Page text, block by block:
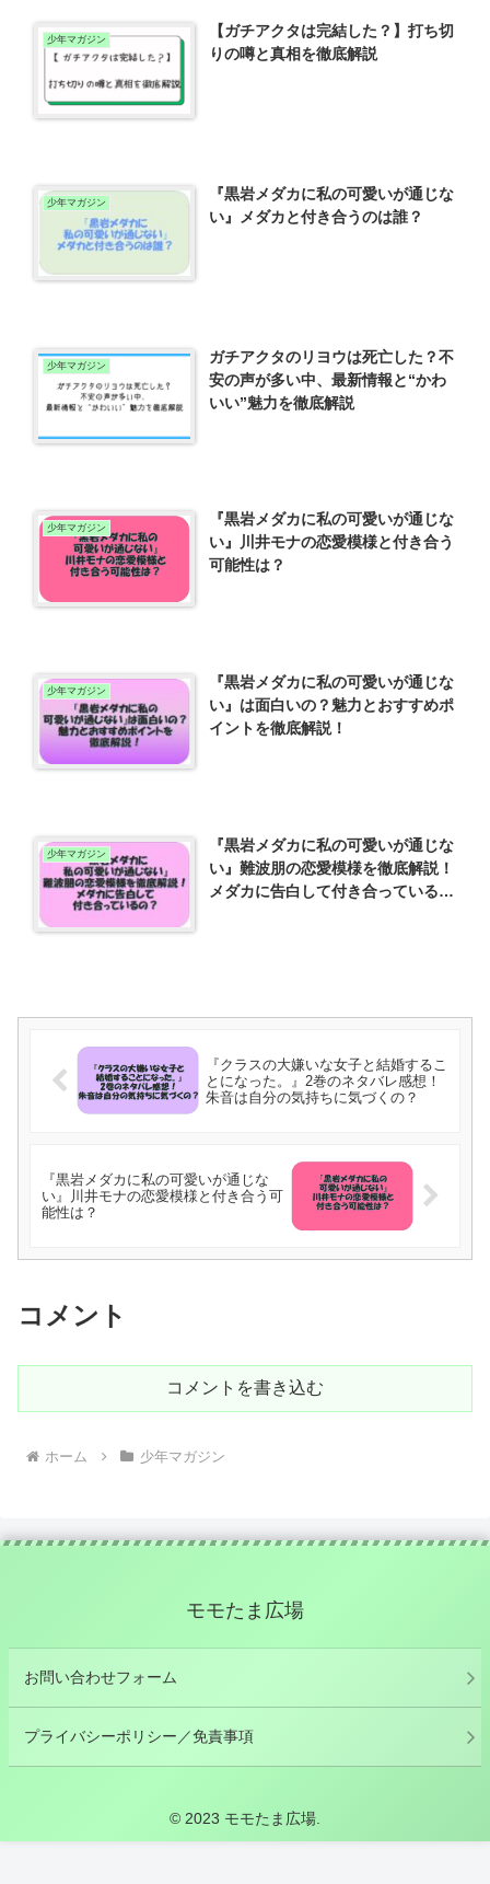
少年マガジン
【ガチアクタは完結した？】打ち切
りの噂と真相を徹底解説
少年マガジン
『黒岩メダカに私の可愛いが通じな
い』メダカと付き合うのは誰？
少年マガジン
ガチアクタのリヨウは死亡した？不
安の声が多い中、最新情報と“かわ
いい”魅力を徹底解説
少年マガジン
『黒岩メダカに私の可愛いが通じな
い』川井モナの恋愛模様と付き合う
可能性は？
少年マガジン
『黒岩メダカに私の可愛いが通じな
い』は面白いの？魅力とおすすめポ
イントを徹底解説！
少年マガジン
『黒岩メダカに私の可愛いが通じな
い』難波朋の恋愛模様を徹底解説！
メダカに告白して付き合っている
『クラスの大嫌いな女子と結婚するこ
とになった。』2巻のネタバレ感想！
朱音は自分の気持ちに気づくの？
『黒岩メダカに私の可愛いが通じな
い』川井モナの恋愛模様と付き合う可
能性は？
コメント
コメントを書き込む
ホーム 少年マガジン
モモたま広場
お問い合わせフォーム
プライバシーポリシー／免責事項
© 2023 モモたま広場.